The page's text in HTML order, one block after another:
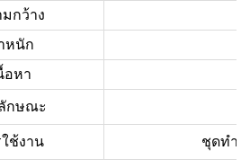
กว้าง
หนัก
อหา
กษณะ
ช้งาน ชุดทำง